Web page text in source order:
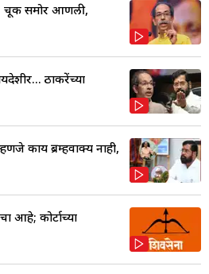
चूक समोर आणली,
ठाकरेंच्या
काय ब्रम्हवाक्य नाही,
आहे; कोर्टाच्या